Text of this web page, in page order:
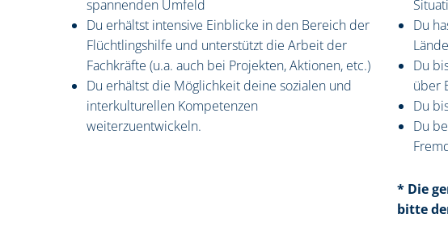
spannenden Umfeld
Du erhältst intensive Einblicke in den Bereich der
Flüchtlingshilfe und unterstützt die Arbeit der
Fachkräfte (u.a. auch bei Projekten, Aktionen, etc.)
Du erhältst die Möglichkeit deine sozialen und
interkulturellen Kompetenzen
weiterzuentwickeln.
Du
Du
über
Du
Du
* Die
bitte